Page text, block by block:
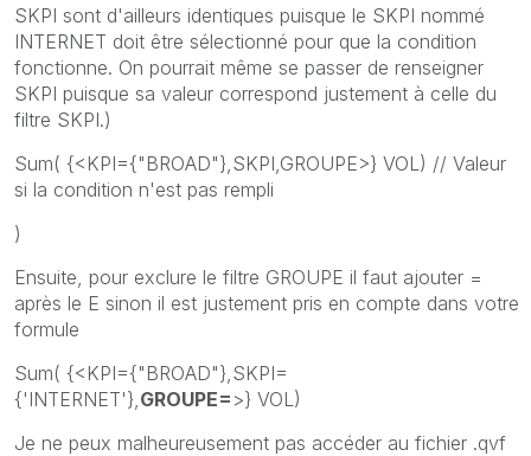
SKPI sont d'ailleurs identiques puisque le SKPI nommé
INTERNET doit être sélectionné pour que la condition
fonctionne. On pourrait même se passer de renseigner
SKPI puisque sa valeur correspond justement à celle du
filtre SKPI.)
Sum( {<KPI={"BROAD"},SKPI,GROUPE>} VOL) // Valeur
si la condition n'est pas rempli
)
Ensuite, pour exclure le filtre GROUPE il faut ajouter =
après le E sinon il est justement pris en compte dans votre
formule
Sum( {<KPI={"BROAD"},SKPI=
{'INTERNET'}, GROUPE= >} VOL)
Je ne peux malheureusement pas accéder au fichier .qvf